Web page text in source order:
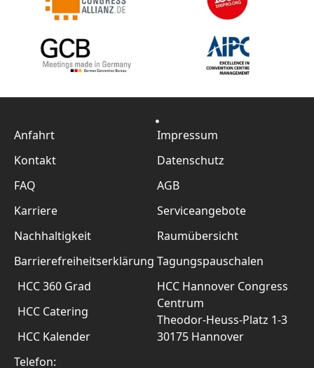
Anfahrt
Kontakt
FAQ
Impressum
Datenschutz
AGB
Karriere
Nachhaltigkeit
Barrierefreiheitserklärung
Serviceangebote
Raumübersicht
Tagungspauschalen
HCC 360 Grad
HCC Catering
HCC Kalender
HCC Hannover Congress
Centrum
Theodor-Heuss-Platz 1-3
30175 Hannover
Telefon: